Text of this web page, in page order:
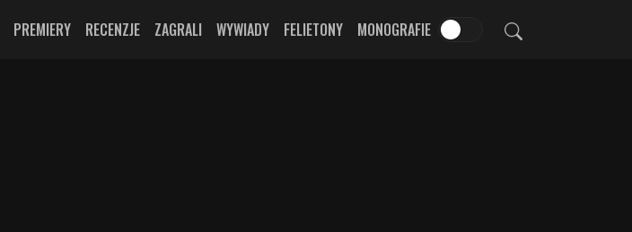
PREMIERY RECENZJE ZAGRALI WYWIADY FELIETONY MONOGRAFIE